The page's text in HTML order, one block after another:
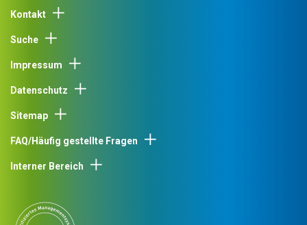
Kontakt
Suche
Impressum
Datenschutz
Sitemap
FAQ/Häufig gestellte Fragen
Interner Bereich